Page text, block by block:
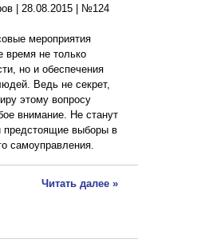
| 28.08.2015 №124
мероприятия
время не только
но и обеспечения
Ведь не секрет,
этому вопросу
внимание. Не станут
предстоящие выборы в
самоуправления.
Читать далее »